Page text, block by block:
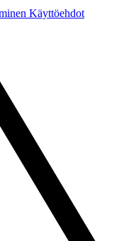
Käyttöehdot